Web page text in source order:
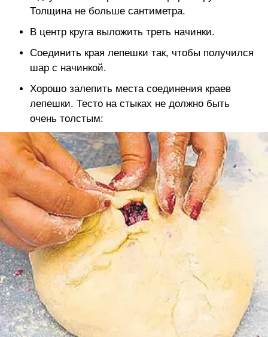
Толщина не больше сантиметра.
В центр круга выложить треть начинки.
Соединить края лепешки так, чтобы получился
шар с начинкой.
Хорошо залепить места соединения краев
лепешки. Тесто на стыках не должно быть
очень толстым: